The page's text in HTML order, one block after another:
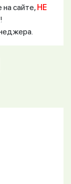
сайте, НЕ